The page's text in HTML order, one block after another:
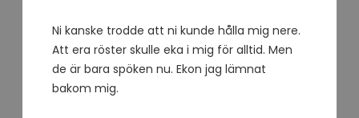
Ni kanske trodde att ni kunde hålla mig nere.
Att era röster skulle eka i mig för alltid. Men
de är bara spöken nu. Ekon jag lämnat
bakom mig.